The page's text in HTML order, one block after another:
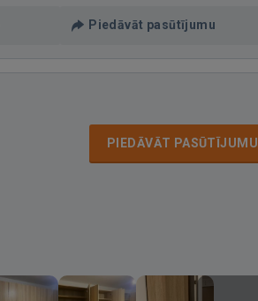
Piedāvāt pasūtījumu
PIEDĀVĀT PASŪTĪJUMU